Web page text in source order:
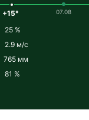
+15°
25 %
2.9 м/с
765 мм
81 %
07.08